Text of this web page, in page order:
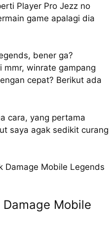
Player Pro Jezz no
game apalagi dia
bener ga?
mmr, winrate gampang
cepat? Berikut ada
cara, yang pertama
saya agak sedikit curang
Damage Mobile Legends
Mobile